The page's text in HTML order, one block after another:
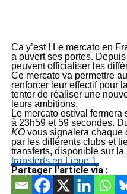
Ca y’est ! Le mercato en
a ouvert ses portes.
peuvent officialiser les
Ce mercato va permettre
renforcer leur effectif pour
tenter de réaliser une
leurs ambitions.
Le mercato estival
à 23h59 et 59 secondes.
KOvous signalera chaque
par les différents clubs et
transferts, disponible sur la
transferts en Ligue 1.
Partager l'article via :